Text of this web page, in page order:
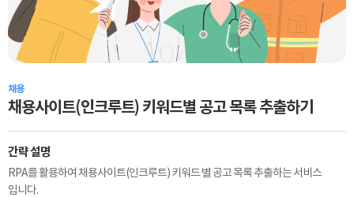
채용
채용사이트(인크루트) 키워드별 공고 목록 추출하기
간략 설명
RPA를 활용하여 채용사이트(인크루트) 키워드 별 공고 목록 추출하는 서비스
입니다.